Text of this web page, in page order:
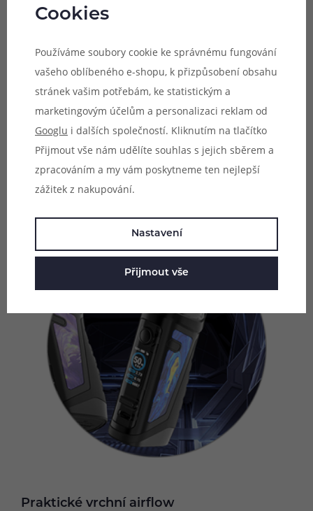
Díky slotu pro vlastní externí baterii a prvotřídní
elektronice v těle se můžete těšit na strhující výstupní
výkon, jenž dosahuje až 70 W. Výkon lze pohodlně
regulovat prostřednictvím regulačních tlačítek v celkovém
rozpětí 5 - 70 W, umožňuje tak snadnou volbu
požadovaného výstupního výkonu pro všechny typy
vapingu.
Praktické vrchní airflow
Cookies
Používáme soubory cookie ke správnému fungování
vašeho oblíbeného e-shopu, k přizpůsobení obsahu
stránek vašim potřebám, ke statistickým a
marketingovým účelům a personalizaci reklam od
Googlu i dalších společností. Kliknutím na tlačítko
Přijmout vše nám udělíte souhlas s jejich sběrem a
zpracováním a my vám poskytneme ten nejlepší
zážitek z nakupování.
Nastavení
Přijmout vše